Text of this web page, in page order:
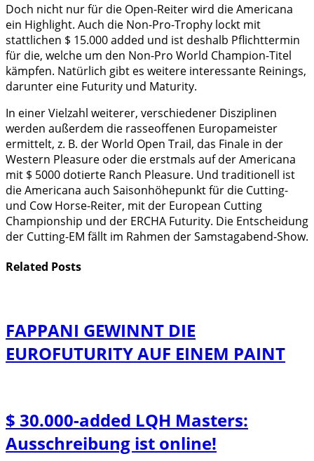
Doch nicht nur für die Open-Reiter wird die Americana
ein Highlight. Auch die Non-Pro-Tro­phy lockt mit
stattlichen $ 15.000 added und ist deshalb Pflichttermin
für die, welche um den Non-Pro World Champion-Titel
kämpfen. Natürlich gibt es weitere interessante Reinings,
darunter eine Futurity und Maturity.
In einer Vielzahl weiterer, verschiedener Disziplinen
werden außerdem die rasseoffenen Eu­ropameister
ermittelt, z. B. der World Open Trail, das Finale in der
Western Pleasure oder die erstmals auf der Americana
mit $ 5000 dotierte Ranch Pleasure. Und traditionell ist
die Americana auch Saisonhöhepunkt für die Cutting-
und Cow Horse-Reiter, mit der European Cutting
Championship und der ERCHA Futurity. Die Entscheidung
der Cutting-EM fällt im Rahmen der Samstagabend-Show.
Related Posts
FAPPANI GEWINNT DIE
EUROFUTURITY AUF EINEM PAINT
$ 30.000-added LQH Masters:
Ausschreibung ist online!